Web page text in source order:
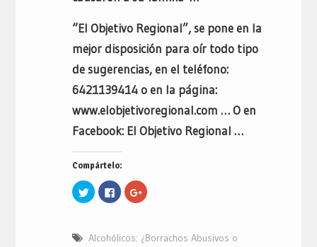
“El Objetivo Regional”, se pone en la
mejor disposición para oír todo tipo
de sugerencias, en el teléfono:
6421139414 o en la página:
www.elobjetivoregional.com … O en
Facebook: El Objetivo Regional …
Compártelo:
Haz
clic
para
Twitter
(Se
Haz
clic
para
Facebook
(Se
Haz
clic
Google+
(Se
Alcohólicos: ¿Borrachos Abusivos o